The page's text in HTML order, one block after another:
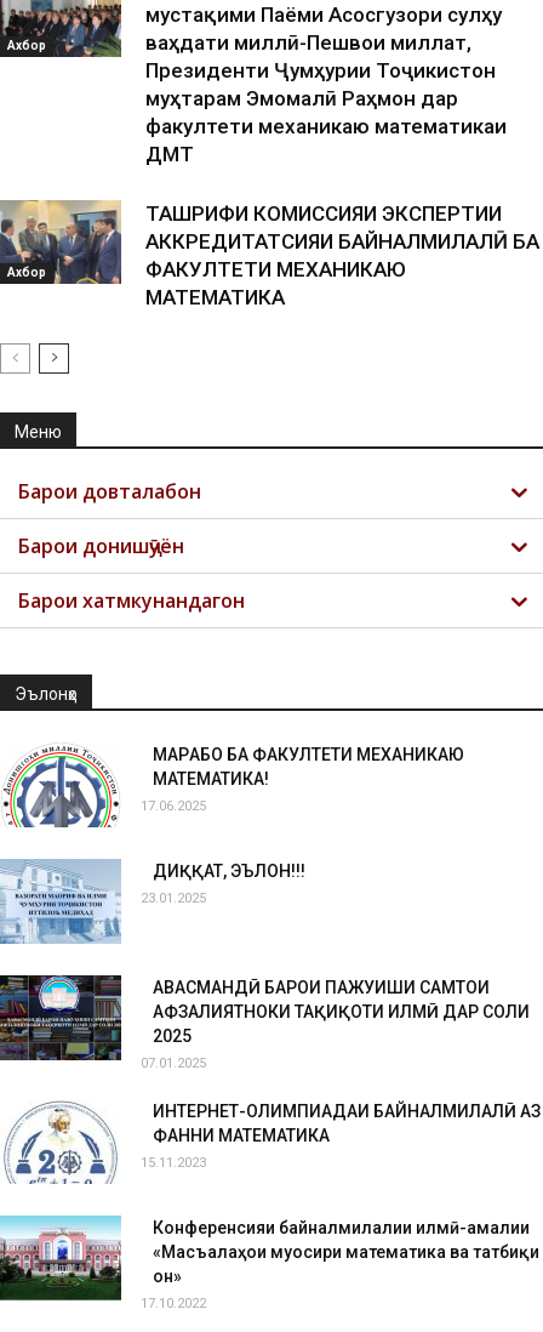
Ахбор
мустақими Паёми Асосгузори сулҳу
ваҳдати миллӣ-Пешвои миллат,
Президенти Ҷумҳурии Тоҷикистон
муҳтарам Эмомалӣ Раҳмон дар
факултети механикаю математикаи
ДМТ
Ахбор
ТАШРИФИ КОМИССИЯИ ЭКСПЕРТИИ
АККРЕДИТАТСИЯИ БАЙНАЛМИЛАЛӢ БА
ФАКУЛТЕТИ МЕХАНИКАЮ
МАТЕМАТИКА
Меню
Барои довталабон
Барои донишҷӯён
Барои хатмкунандагон
Эълонҳо
МАРҲАБО БА ФАКУЛТЕТИ МЕХАНИКАЮ
МАТЕМАТИКА!
17.06.2025
ДИҚҚАТ, ЭЪЛОН!!!
23.01.2025
ҲАВАСМАНДӢ БАРОИ ПАЖУҲИШИ САМТҲОИ
АФЗАЛИЯТНОКИ ТАҲҚИҚОТИ ИЛМӢ ДАР СОЛИ
2025
07.01.2025
ИНТЕРНЕТ-ОЛИМПИАДАИ БАЙНАЛМИЛАЛӢ АЗ
ФАННИ МАТЕМАТИКА
15.11.2023
Конференсияи байналмилалии илмӣ-амалии
«Масъалаҳои муосири математика ва татбиқи
он»
17.10.2022